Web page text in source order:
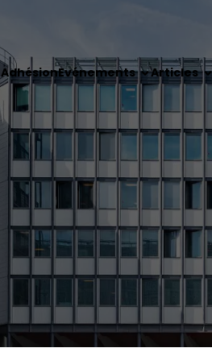
AdhésionEvénements Articles